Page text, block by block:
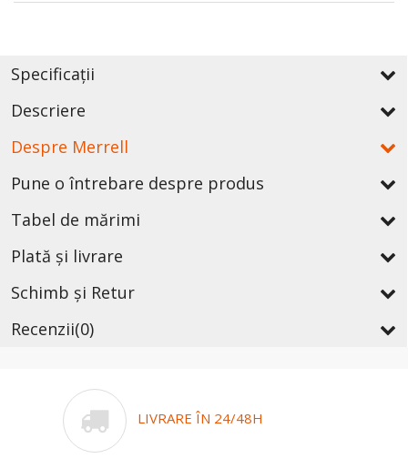
Specificații
Descriere
Despre Merrell
Pune o întrebare despre produs
Tabel de mărimi
Plată și livrare
Schimb și Retur
Recenzii(0)
LIVRARE ÎN 24/48H